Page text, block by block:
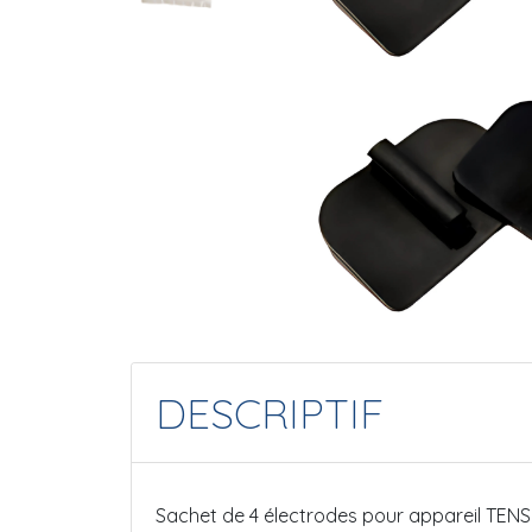
DESCRIPTIF
Sachet de 4 électrodes pour appareil